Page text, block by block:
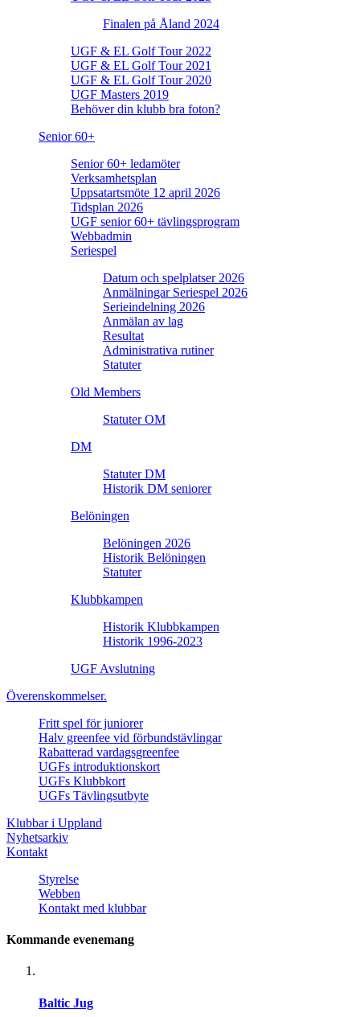
Finalen på Åland 2024
UGF & EL Golf Tour 2022
UGF & EL Golf Tour 2021
UGF & EL Golf Tour 2020
UGF Masters 2019
Behöver din klubb bra foton?
Senior 60+
Senior 60+ ledamöter
Verksamhetsplan
Uppsatartsmöte 12 april 2026
Tidsplan 2026
UGF senior 60+ tävlingsprogram
Webbadmin
Seriespel
Datum och spelplatser 2026
Anmälningar Seriespel 2026
Serieindelning 2026
Anmälan av lag
Resultat
Administrativa rutiner
Statuter
Old Members
Statuter OM
DM
Statuter DM
Historik DM seniorer
Belöningen
Belöningen 2026
Historik Belöningen
Statuter
Klubbkampen
Historik Klubbkampen
Historik 1996-2023
UGF Avslutning
Överenskommelser.
Fritt spel för juniorer
Halv greenfee vid förbundstävlingar
Rabatterad vardagsgreenfee
UGFs introduktionskort
UGFs Klubbkort
UGFs Tävlingsutbyte
Klubbar i Uppland
Nyhetsarkiv
Kontakt
Styrelse
Webben
Kontakt med klubbar
Kommande evenemang
Baltic Jug